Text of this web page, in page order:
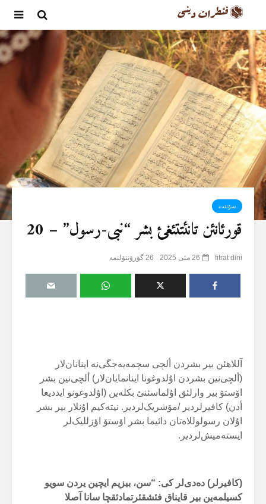
سۆننت
قورئانئن تانئتتئغئ بشر “نبی-رسول” – 20
fitrat dini 26 مئی 2025 26 گؤرۆنتۆلنمە
آللاهئن بیر بشردن ألچی سچمەیەجگی‌نە اینانان‌لار
(ألچی‌نین بشردن اۇلدوغونا اینانمایان‌لار) ألچی‌نین بشر
اۆستۆ بیر وارلئق اۇلماسئنئ بکلەین (اۇلدوغونو ایددیعا
أدن) کافیرلردیر /مۆشریک‌لردیر. نیتەکیم اۇنلار بیر بشر
اۇلان رسولوللاەتان دائیما بشر اۆستۆ اؤزللیک‌لر
ایستەمیش‌لردیر.
(کافیرلر) دەدی‌لر کی: “سن، بیزیم ایچین یردن سویو
کسیلمەین بیر قایناق فئشقئرتمادئقچا سانا آصلا